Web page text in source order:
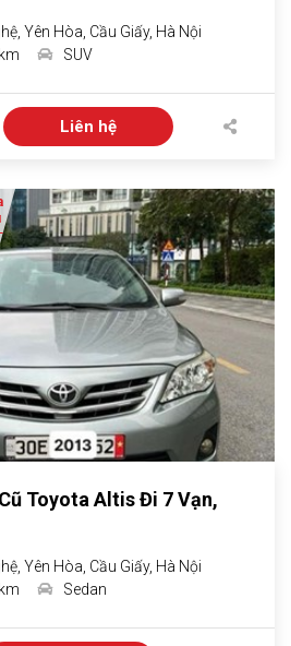
Yên Hòa, Cầu Giấy, Hà Nội
SUV
Liên hệ
Toyota Altis Đi 7 Vạn,
Yên Hòa, Cầu Giấy, Hà Nội
Sedan